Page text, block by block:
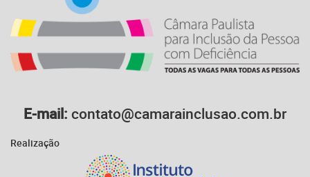
E-mail: contato@camarainclusao.com.br
Realização